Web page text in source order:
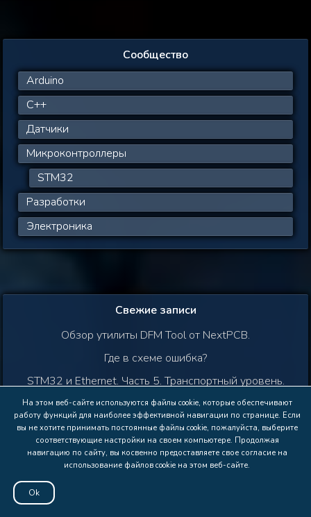
Сообщество
Arduino
C++
Датчики
Микроконтроллеры
STM32
Разработки
Электроника
Свежие записи
Обзор утилиты DFM Tool от NextPCB.
Где в схеме ошибка?
STM32 и Ethernet. Часть 5. Транспортный уровень.
Протокол UDP.
Как добавить библиотеку в Arduino IDE.
Как разогнать Raspberry Pi 4 Model B.
конфиденциальности
На этом веб-сайте используются файлы cookie, которые обеспечивают
работу функций для наиболее эффективной навигации по странице. Если
вы не хотите принимать постоянные файлы cookie, пожалуйста, выберите
соответствующие настройки на своем компьютере. Продолжая
навигацию по сайту, вы косвенно предоставляете свое согласие на
использование файлов cookie на этом веб-сайте.
Ok